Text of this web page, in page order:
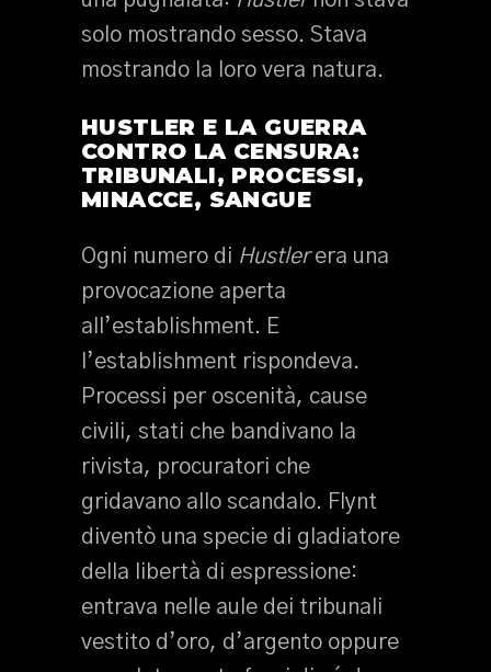
solo mostrando sesso. Stava
mostrando la loro vera natura.
HUSTLER E LA GUERRA
CONTRO LA CENSURA:
TRIBUNALI, PROCESSI,
MINACCE, SANGUE
Ogni numero di Hustlerera una
provocazione aperta
all’establishment. E
l’establishment rispondeva.
Processi per oscenità, cause
civili, stati che bandivano la
rivista, procuratori che
gridavano allo scandalo. Flynt
diventò una specie di gladiatore
della libertà di espressione:
entrava nelle aule dei tribunali
vestito d’oro, d’argento oppure